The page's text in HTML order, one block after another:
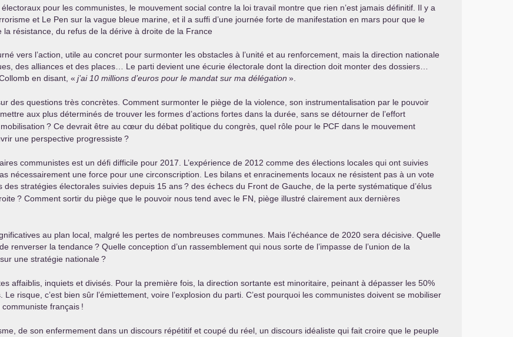
pour les communistes, le mouvement social contre la loi travail montre que rien n’est jamais définitif. Il y a
et Le Pen sur la vague bleue marine, et il a suffi d’une journée forte de manifestation en mars pour que le
résistance, du refus de la dérive à droite de la France
vers l’action, utile au concret pour surmonter les obstacles à l’unité et au renforcement, mais la direction nationale
des alliances et des places… Le parti devient une écurie électorale dont la direction doit monter des dossiers…
en disant, « j’ai 10 millions d’euros pour le mandat sur ma délégation ».
des questions très concrètes. Comment surmonter le piège de la violence, son instrumentalisation par le pouvoir
aux plus déterminés de trouver les formes d’actions fortes dans la durée, sans se détourner de l’effort
? Ce devrait être au cœur du débat politique du congrès, quel rôle pour le PCF dans le mouvement
une perspective progressiste?
communistes est un défi difficile pour 2017. L’expérience de 2012 comme des élections locales qui ont suivies
nécessairement une force pour une circonscription. Les bilans et enracinements locaux ne résistent pas à un vote
stratégies électorales suivies depuis 15 ans? des échecs du Front de Gauche, de la perte systématique d’élus
? Comment sortir du piège que le pouvoir nous tend avec le FN , piège illustré clairement aux dernières
au plan local, malgré les pertes de nombreuses communes. Mais l’échéance de 2020 sera décisive. Quelle
renverser la tendance? Quelle conception d’un rassemblement qui nous sorte de l’impasse de l’union de la
une stratégie nationale?
affaiblis, inquiets et divisés. Pour la première fois, la direction sortante est minoritaire, peinant à dépasser les 50%
risque, c’est bien sûr l’émiettement, voire l’explosion du parti. C’est pourquoi les communistes doivent se mobiliser
français !
de son enfermement dans un discours répétitif et coupé du réel, un discours idéaliste qui fait croire que le peuple